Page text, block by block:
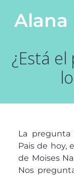
Navegación
Alana
¿Está
La
Pais de hoy,
de Moises
Nos